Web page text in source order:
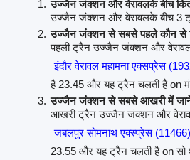
उज्जैन जंक्शन और वेरावलके बीच
उज्जैन जंक्शन और वेरावलके बीच 3
उज्जैन जंक्शन से सबसे पहले कौन से
पहली ट्रैन उज्जैन जंक्शन और
इंदौर वेरावल महामना एक्सप्रेस
है 23.45 और यह ट्रैन चलती है on
उज्जैन जंक्शन से सबसे आखरी में जाने
आखरी ट्रैन उज्जैन जंक्शन और
जबलपुर सोमनाथ एक्स्प्रेस (11466)
23.55 और यह ट्रैन चलती है on सो